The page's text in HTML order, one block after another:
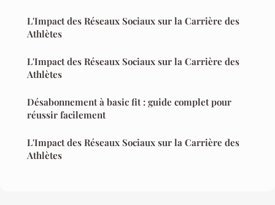
L'Impact des Réseaux Sociaux sur la Carrière des
Athlètes
L'Impact des Réseaux Sociaux sur la Carrière des
Athlètes
Désabonnement à basic fit : guide complet pour
réussir facilement
L'Impact des Réseaux Sociaux sur la Carrière des
Athlètes